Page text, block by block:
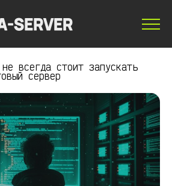
всегда стоит запускать
сервер